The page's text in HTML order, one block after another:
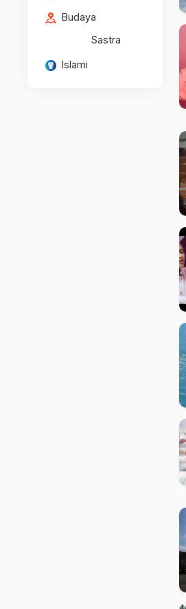
Budaya
Sastra
Islami